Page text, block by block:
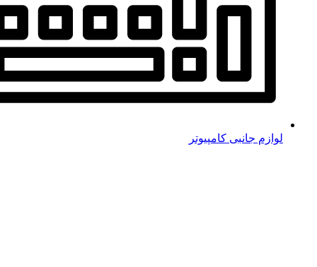
لوازم جانبی کامپیوتر